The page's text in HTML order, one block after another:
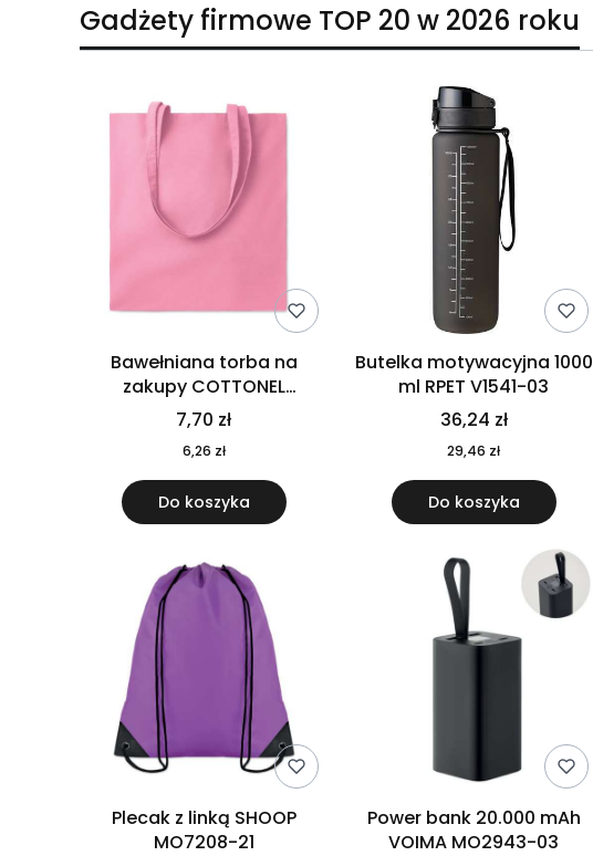
Gadżety firmowe TOP 20 w 2026 roku
Bawełniana torba na
zakupy COTTONEL
COLOUR++ MO9846-11
7,70 zł
6,26 zł
Do koszyka
Butelka motywacyjna 1000
ml RPET V1541-03
36,24 zł
29,46 zł
Do koszyka
Plecak z linką SHOOP
MO7208-21
Power bank 20.000 mAh
VOIMA MO2943-03